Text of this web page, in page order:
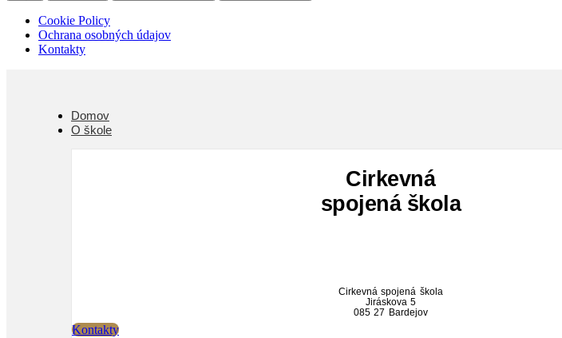
Cookie Policy
Ochrana osobných údajov
Kontakty
Domov
O škole
Cirkevná
spojená škola
Cirkevná spojená škola
Jiráskova 5
085 27 Bardejov
Kontakty